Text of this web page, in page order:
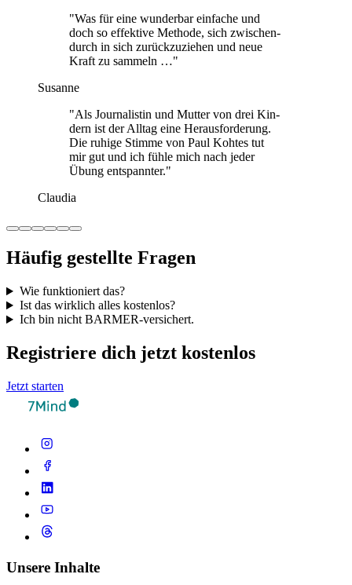
"Was für eine wun­der­bar ein­fa­che und
doch so effek­tive Methode, sich zwi­schen­
durch in sich zurück­zu­zie­hen und neue
Kraft zu sam­meln …"
Susanne
"Als Jour­na­lis­tin und Mutter von drei Kin­
dern ist der Alltag eine Her­aus­for­de­rung.
Die ruhige Stimme von Paul Kohtes tut
mir gut und ich fühle mich nach jeder
Übung ent­spann­ter."
Claudia
Häufig gestellte Fragen
Wie funktioniert das?
Ist das wirklich alles kostenlos?
Ich bin nicht BARMER-versichert.
Registriere dich jetzt kostenlos
Jetzt starten
Unsere Inhalte